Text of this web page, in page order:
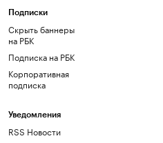
Подписки
Скрыть баннеры
на РБК
Подписка на РБК
Корпоративная
подписка
Уведомления
RSS Новости